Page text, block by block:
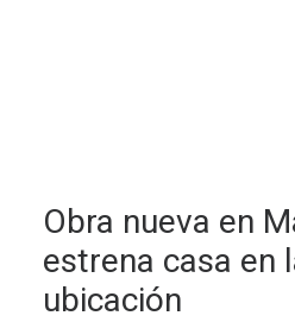
Obra nueva en
estrena casa en
ubicación